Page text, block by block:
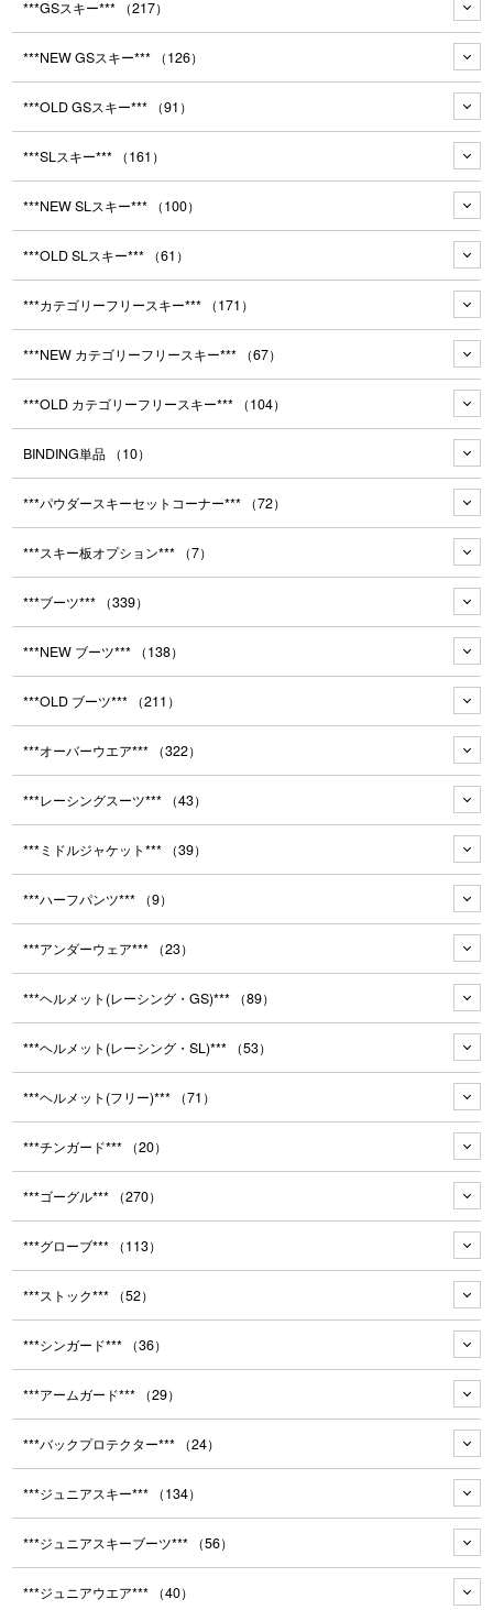
***GSスキー*** （217）
***NEW GSスキー*** （126）
***OLD GSスキー*** （91）
***SLスキー*** （161）
***NEW SLスキー*** （100）
***OLD SLスキー*** （61）
***カテゴリーフリースキー*** （171）
***NEW カテゴリーフリースキー*** （67）
***OLD カテゴリーフリースキー*** （104）
BINDING単品 （10）
***パウダースキーセットコーナー*** （72）
***スキー板オプション*** （7）
***ブーツ*** （339）
***NEW ブーツ*** （138）
***OLD ブーツ*** （211）
***オーバーウエア*** （322）
***レーシングスーツ*** （43）
***ミドルジャケット*** （39）
***ハーフパンツ*** （9）
***アンダーウェア*** （23）
***ヘルメット(レーシング・GS)*** （89）
***ヘルメット(レーシング・SL)*** （53）
***ヘルメット(フリー)*** （71）
***チンガード*** （20）
***ゴーグル*** （270）
***グローブ*** （113）
***ストック*** （52）
***シンガード*** （36）
***アームガード*** （29）
***バックプロテクター*** （24）
***ジュニアスキー*** （134）
***ジュニアスキーブーツ*** （56）
***ジュニアウエア*** （40）